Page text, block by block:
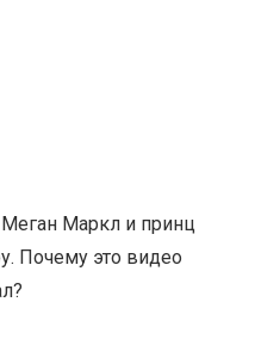
Маркл и принц
Почему это видео